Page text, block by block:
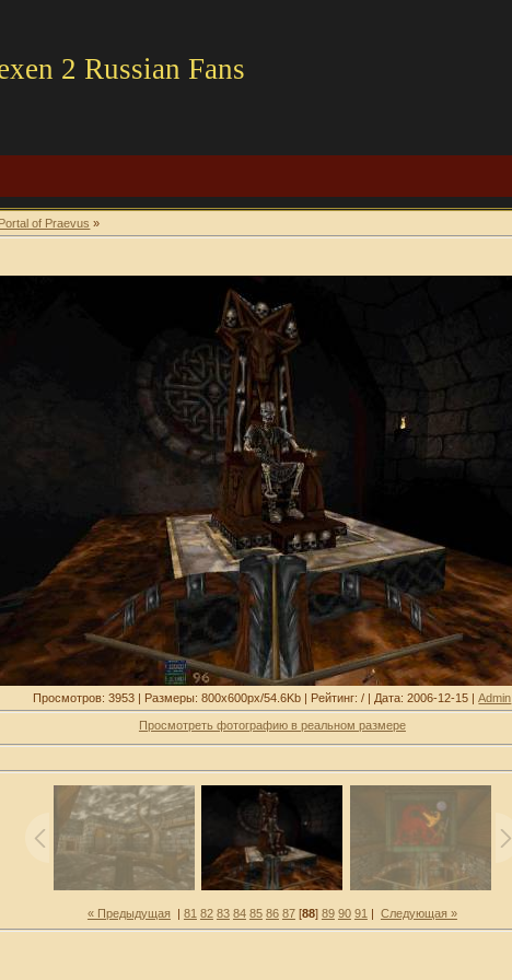
2 Russian Fans
Portal of Praevus »
Просмотров: 3953 | Размеры: 800x600px/54.6Kb | Рейтинг: / | Дата: 2006-12-15 |Admin
Просмотреть фотографию в реальном размере
« Предыдущая | 81 82 83 84 85 86 87[88] 89 90 91 | Следующая »